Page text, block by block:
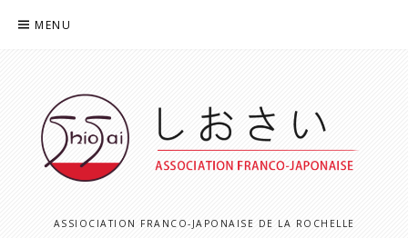
MENU
ASSIOCIATION FRANCO-JAPONAISE DE LA ROCHELLE